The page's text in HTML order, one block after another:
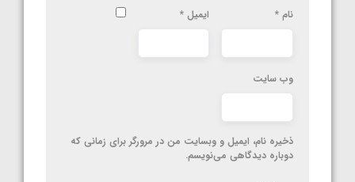
نام * ایمیل *
وب‌ سایت
ذخیره نام، ایمیل و وبسایت من در مرورگر برای زمانی که
دوباره دیدگاهی می‌نویسم.